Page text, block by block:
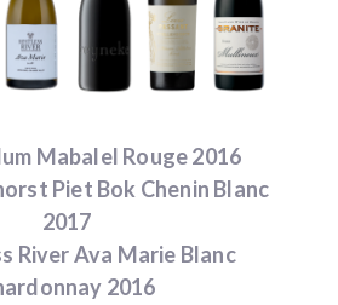
Mabalel Rouge 2016
Piet Bok Chenin Blanc
2017
River Ava Marie Blanc
2016